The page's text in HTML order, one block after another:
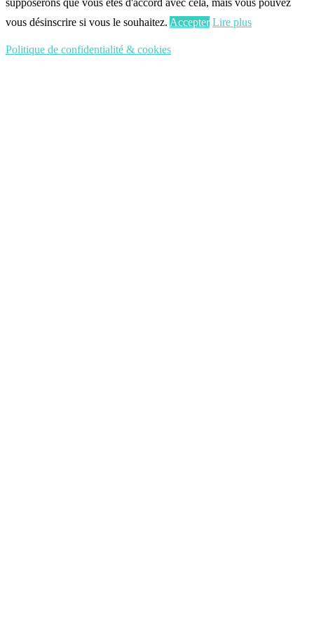
vous désinscrire si vous le souhaitez. Accepter Lire plus
Politique de confidentialité & cookies